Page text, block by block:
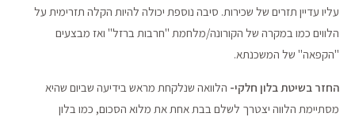
עליו עדיין תזרים של שכירות. סיבה נוספת יכולה להיות הקלה תזרימית על
הלווים כמו במקרה של הקורונה/מלחמת "חרבות ברזל" ואז מבצעים
"הקפאה" של המשכנתא.
החזר בשיטת בלון חלקי- הלוואה שנלקחת מראש בידיעה שביום שהיא
מסתיימת הלווה יצטרך לשלם בבת אחת את מלוא הסכום, כמו בלון